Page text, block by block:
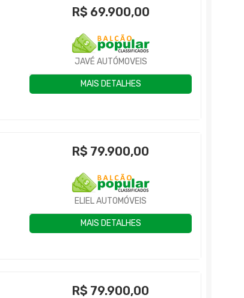
R$ 69.900,00
JAVÉ AUTÓMOVEIS
MAIS DETALHES
R$ 79.900,00
ELIEL AUTOMÓVEIS
MAIS DETALHES
R$ 79.900,00